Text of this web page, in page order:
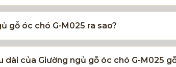
gỗ óc chó G-M025 ra sao?
của Giường ngủ gỗ óc chó G-M025